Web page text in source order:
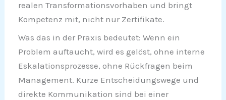
realen Transformationsvorhaben und bringt
Kompetenz mit, nicht nur Zertifikate.
Was das in der Praxis bedeutet: Wenn ein
Problem auftaucht, wird es gelöst, ohne interne
Eskalationsprozesse, ohne Rückfragen beim
Management. Kurze Entscheidungswege und
direkte Kommunikation sind bei einer